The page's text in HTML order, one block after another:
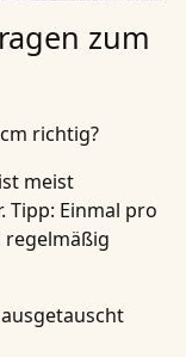
zum
richtig?
meist
Tipp: Einmal pro
regelmäßig